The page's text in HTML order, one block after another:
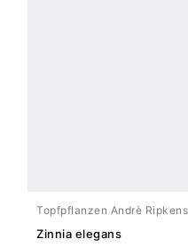
Topfpflanzen Andrè Ripkens
Zinnia elegans